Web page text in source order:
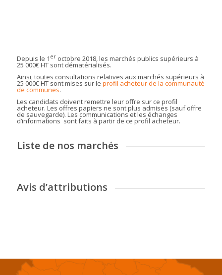
Depuis le 1 eroctobre 2018, les marchés publics supérieurs à
25 000€ HT sont dématérialisés.
Ainsi, toutes consultations relatives aux marchés supérieurs à
25 000€ HT sont mises sur le profil acheteur de la communauté
de communes.
Les candidats doivent remettre leur offre sur ce profil
acheteur. Les offres papiers ne sont plus admises (sauf offre
de sauvegarde). Les communications et les échanges
d’informations sont faits à partir de ce profil acheteur.
Liste de nos marchés
Avis d’attributions